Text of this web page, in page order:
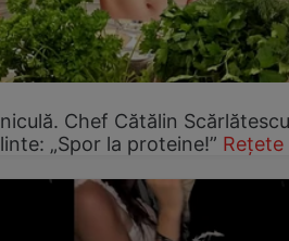
Chef Cătălin
„Spor la proteine!” Rețete